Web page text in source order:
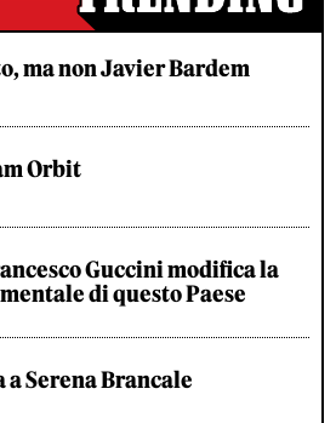
ma non Javier Bardem
Orbit
Guccini modifica la
di questo Paese
Serena Brancale